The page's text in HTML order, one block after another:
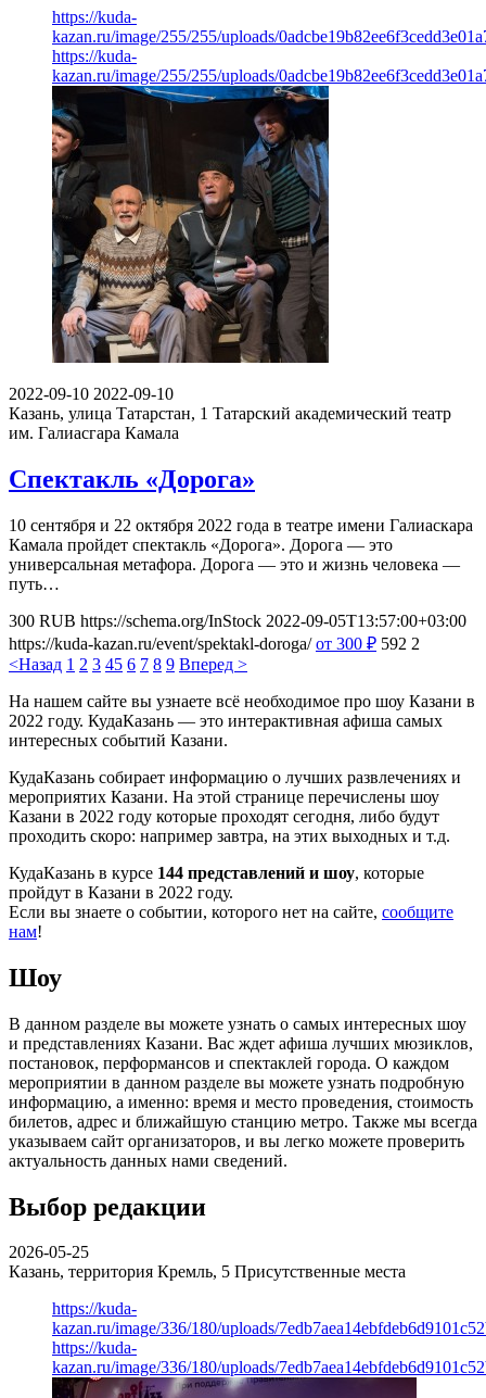
https://kuda-
kazan.ru/image/255/255/uploads/
https://kuda-
kazan.ru/image/255/255/uploads/
2022-09-10 2022-09-10
Казань, улица Татарстан, 1 Татарский академический театр
им. Галиасгара Камала
Спектакль «Дорога»
10 сентября и 22 октября 2022 года в театре имени Галиаскара
Камала пройдет спектакль «Дорога». Дорога — это
универсальная метафора. Дорога — это и жизнь человека —
путь…
300 RUB https://schema.org/InStock 2022-09-05T13:57:00+03:00
https://kuda-kazan.ru/event/spektakl-doroga/ от 300 ₽ 592 2
<Назад 1 2 3 45 6 7 8 9 Вперед >
На нашем сайте вы узнаете всё необходимое про шоу Казани в
2022 году. КудаКазань — это интерактивная афиша самых
интересных событий Казани.
КудаКазань собирает информацию о лучших развлечениях и
мероприятих Казани. На этой странице перечислены шоу
Казани в 2022 году которые проходят сегодня, либо будут
проходить скоро: например завтра, на этих выходных и т.д.
КудаКазань в курсе 144 представлений и шоу, которые
пройдут в Казани в 2022 году.
Если вы знаете о событии, которого нет на сайте, сообщите
нам!
Шоу
В данном разделе вы можете узнать о самых интересных шоу
и представлениях Казани. Вас ждет афиша лучших мюзиклов,
постановок, перформансов и спектаклей города. О каждом
мероприятии в данном разделе вы можете узнать подробную
информацию, а именно: время и место проведения, стоимость
билетов, адрес и ближайшую станцию метро. Также мы всегда
указываем сайт организаторов, и вы легко можете проверить
актуальность данных нами сведений.
Выбор редакции
2026-05-25
Казань, территория Кремль, 5 Присутственные места
https://kuda-
kazan.ru/image/336/180/uploads/
https://kuda-
kazan.ru/image/336/180/uploads/